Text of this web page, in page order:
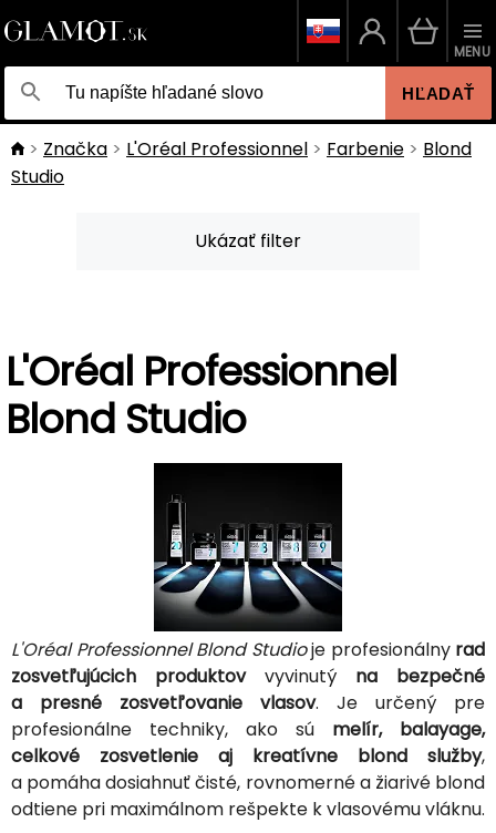
HĽADAŤ
MENU
Značka L'Oréal Professionnel Farbenie
Blond
Studio
Ukázať filter
L'Oréal Professionnel
Blond Studio
L'Oréal Professionnel Blond Studioje profesionálny rad
zosvetľujúcich produktovvyvinutý na bezpečné
a presné zosvetľovanie vlasov. Je určený pre
profesionálne techniky, ako sú melír, balayage,
celkové zosvetlenie aj kreatívne blond služby,
a pomáha dosiahnuť čisté, rovnomerné a žiarivé blond
odtiene pri maximálnom rešpekte k vlasovému vláknu.